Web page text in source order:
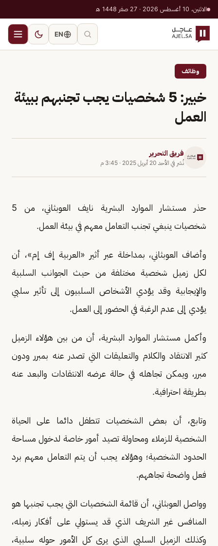
الاثنين، 10 أغسطس 2026 · 27 صفر 1448 هـ
EN
وظائف
خبير: 5 شخصيات يجب تجنبهم ببيئة
العمل
فريق التحرير
نُشر في الأحد 20 أبريل 2025 · 3:45 م
حذر مستشار الموارد البشرية نايف العوبثاني، من 5
شخصيات ينبغي تجنب التعامل معهم في بيئة العمل.
وأضاف العوبثاني، بمداخلة عبر أثير «العربية إف إم»، أن
لكل زميل شخصية مختلفة من حيث الجوانب السلبية
والإيجابية وقد يؤدي الأشخاص السلبيون إلى تأثير سلبي
يؤدي إلى عدم الرغبة في الحضور إلى العمل.
وأكمل مستشار الموارد البشرية، أن من بين هؤلاء الزميل
كثير الانتقاد والكلام والتعليقات التي تصدر عنه بمبرر ودون
مبرر، ويمكن تجاهله في حالة عرضه الانتقادات والبعد عنه
بطريقة احترافية.
وتابع، أن بعض الشخصيات تتطفل دائما على الحياة
الشخصية للزملاء ومحاولة تصيد أمور خاصة لدخول مساحة
الحدود الشخصية؛ وهؤلاء يجب أن يتم التعامل معهم برد
فعل واضحة تجاههم.
وواصل العوبثاني، أن قائمة الشخصيات التي يجب تجنبها هو
المنافس غير الشريف الذي قد يستولي على أفكار زميله،
وكذلك الزميل السلبي الذي يرى كل الأمور حوله سلبية،